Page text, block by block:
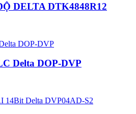
DELTA DTK4848R12
Delta DOP-DVP